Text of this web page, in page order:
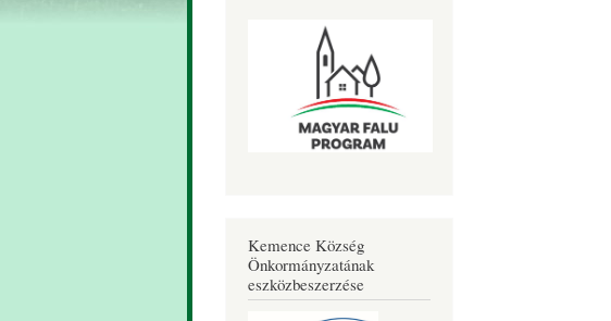
Kemence Község
Önkormányzatának
eszközbeszerzése